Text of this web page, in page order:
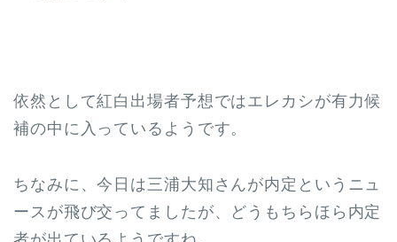
依然として紅白出場者予想ではエレカシが有力候
補の中に入っているようです。
ちなみに、今日は三浦大知さんが内定というニュ
ースが飛び交ってましたが、どうもちらほら内定